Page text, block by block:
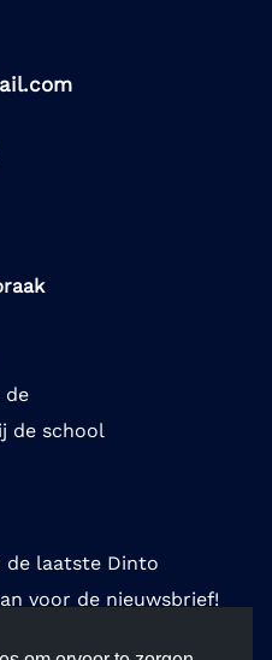
de
de school
de laatste Dinto
voor de nieuwsbrief!